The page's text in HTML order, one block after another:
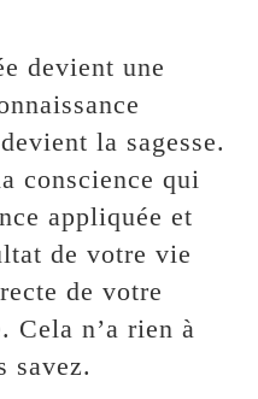
devient une
la sagesse.
conscience qui
appliquée et
de votre vie
de votre
Cela n’a rien à
savez.